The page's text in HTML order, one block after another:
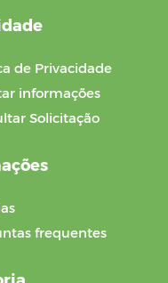
de Privacidade
informações
Solicitação
frequentes